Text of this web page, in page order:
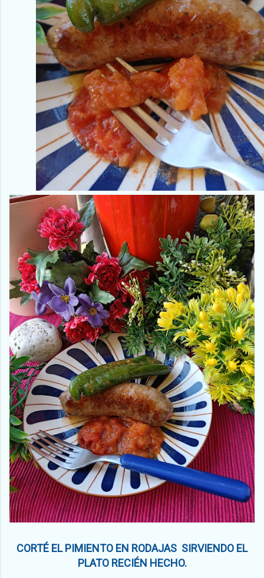
CORTÉ EL PIMIENTO EN RODAJAS SIRVIENDO EL
PLATO RECIÉN HECHO.